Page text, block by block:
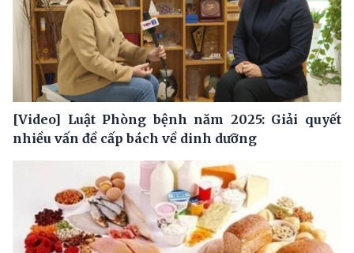
[Video] Luật Phòng bệnh năm 2025: Giải quyết
nhiều vấn đề cấp bách về dinh dưỡng